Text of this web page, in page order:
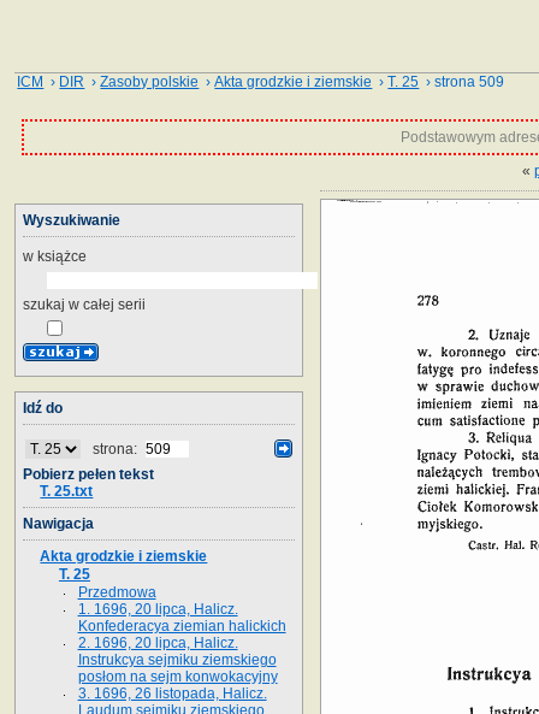
ICM › DIR ›Zasoby polskie ›Akta grodzkie i ziemskie ›T. 25 › strona 509
Podstawowym
«
Wyszukiwanie
w książce
szukaj w całej serii
Idź do
strona:
Pobierz pełen tekst
T. 25.txt
Nawigacja
Akta grodzkie i ziemskie
T. 25
Przedmowa
1. 1696, 20 lipca, Halicz.
Konfederacya ziemian halickich
2. 1696, 20 lipca, Halicz.
Instrukcya sejmiku ziemskiego
posłom na sejm konwokacyjny
3. 1696, 26 listopada, Halicz.
Laudum sejmiku ziemskiego